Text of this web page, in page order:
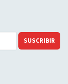
SUSCRIBIR